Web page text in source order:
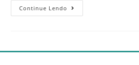
Continue Lendo